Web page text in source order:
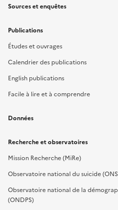
Sources et enquêtes
Publications
Études et ouvrages
Calendrier des publications
English publications
Facile à lire et à comprendre
Données
Recherche et observatoires
Mission Recherche (MiRe)
Observatoire national du suicide
Observatoire national de la
(ONDPS)